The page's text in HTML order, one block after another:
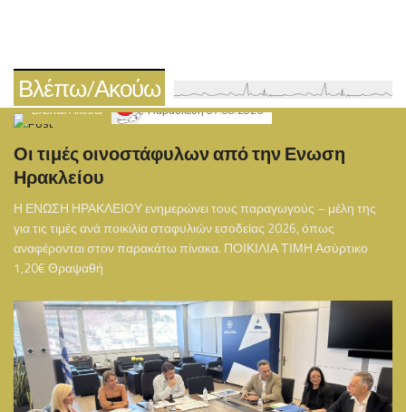
Βλέπω/Ακούω
Βλέπω/Ακούω Παρασκευή 07.08.2026
Οι τιμές οινοστάφυλων από την Ενωση
Ηρακλείου
Η ΕΝΩΣΗ ΗΡΑΚΛΕΙΟΥ ενημερώνει τους παραγωγούς – μέλη της
για τις τιμές ανά ποικιλία σταφυλιών εσοδείας 2026, όπως
αναφέρονται στον παρακάτω πίνακα. ΠΟΙΚΙΛΙΑ ΤΙΜΗ Ασύρτικο
1,20€ Θραψαθή